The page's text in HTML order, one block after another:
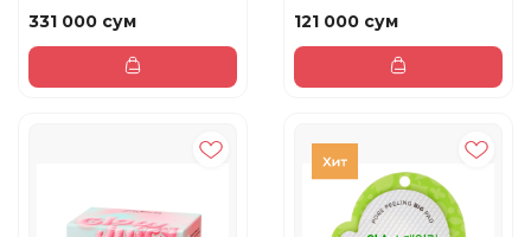
331 000 сум 121 000 сум